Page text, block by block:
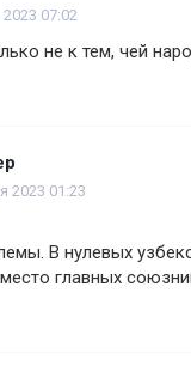
07:02
не к тем, чей
2023 01:23
В нулевых
главных